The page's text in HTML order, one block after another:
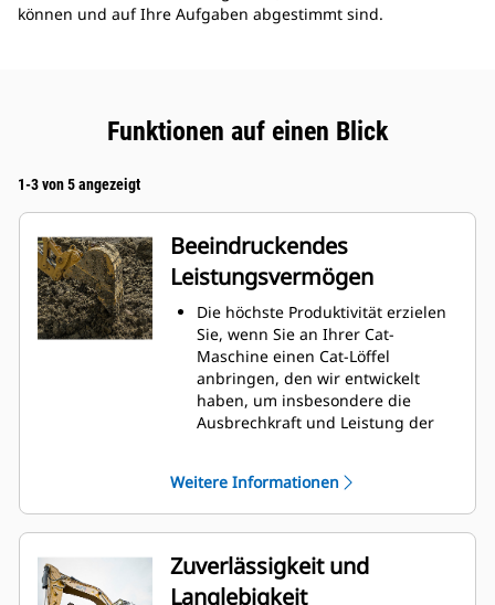
können und auf Ihre Aufgaben abgestimmt sind.
Funktionen auf einen Blick
1-3 von 5 angezeigt
Beeindruckendes
Leistungsvermögen
Die höchste Produktivität erzielen
Sie, wenn Sie an Ihrer Cat-
Maschine einen Cat-Löffel
anbringen, den wir entwickelt
haben, um insbesondere die
Ausbrechkraft und Leistung der
verbessert den Materialfluss in
den Löffel. Die zusätzliche
Rückenfreiheit verhindert ein
Schleifen der Unterseite des
Löffels, wodurch Wartungskosten
gesenkt werden.
Weitere Informationen
Zuverlässigkeit und
Langlebigkeit